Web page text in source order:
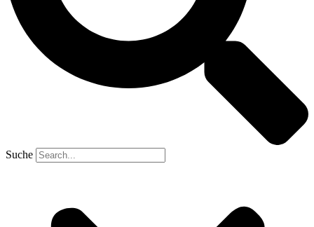
Suche